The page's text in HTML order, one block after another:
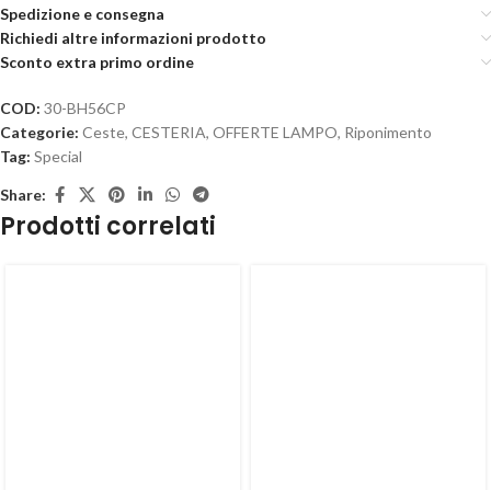
Spedizione e consegna
Richiedi altre informazioni prodotto
Sconto extra primo ordine
COD: 30-BH56CP
Categorie: Ceste, CESTERIA, OFFERTE LAMPO, Riponimento
Tag: Special
Share:
Prodotti correlati